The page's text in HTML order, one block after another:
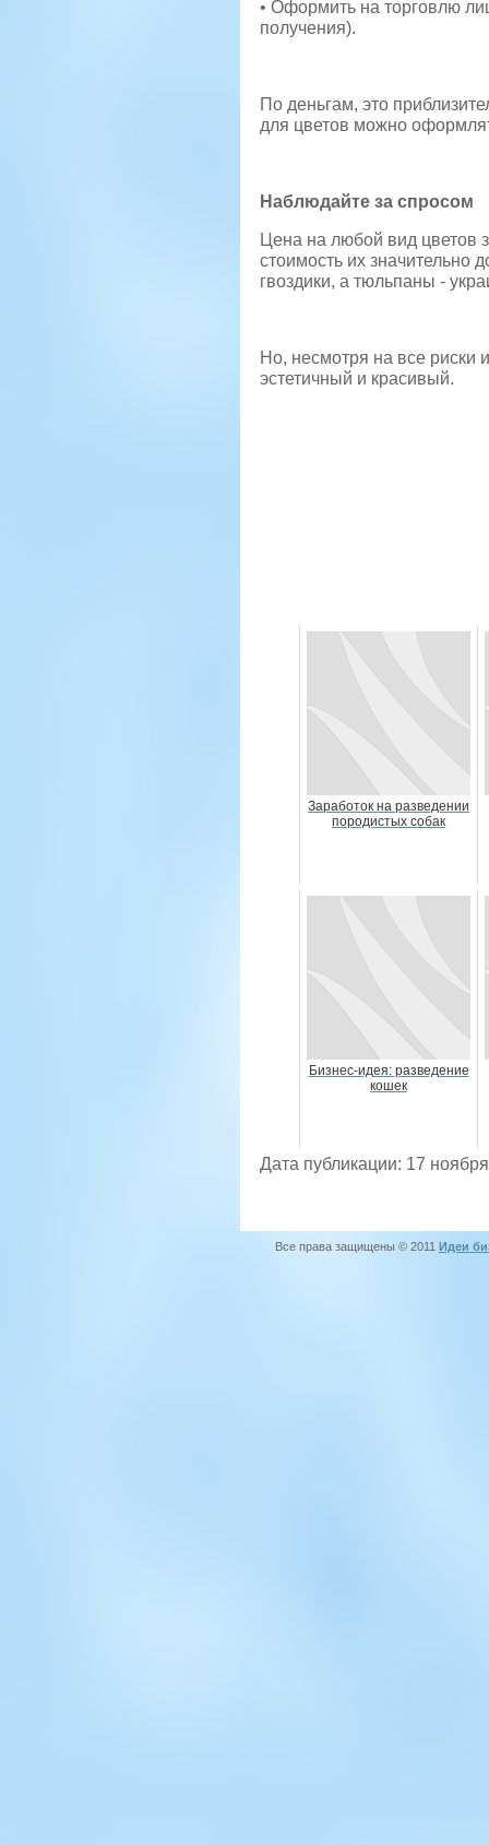
• Оформить на торговлю
получения).
По деньгам, это
для цветов можно
Наблюдайте за спросом
Цена на любой вид цветов
стоимость их
гвоздики, а тюльпаны -
Но, несмотря на все риски
эстетичный и красивый.
Заработок на разведении
породистых собак
Бизнес-идея: разведение
кошек
Дата публикации: 17
Все права защищены © 2011 Идеи